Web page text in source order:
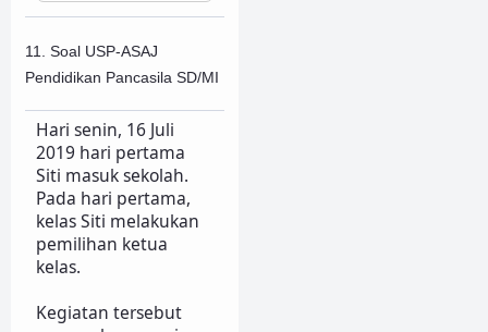
11. Soal USP-ASAJ
Pendidikan Pancasila SD/MI
Hari senin, 16 Juli
2019 hari pertama
Siti masuk sekolah.
Pada hari pertama,
kelas Siti melakukan
pemilihan ketua
kelas.
Kegiatan tersebut